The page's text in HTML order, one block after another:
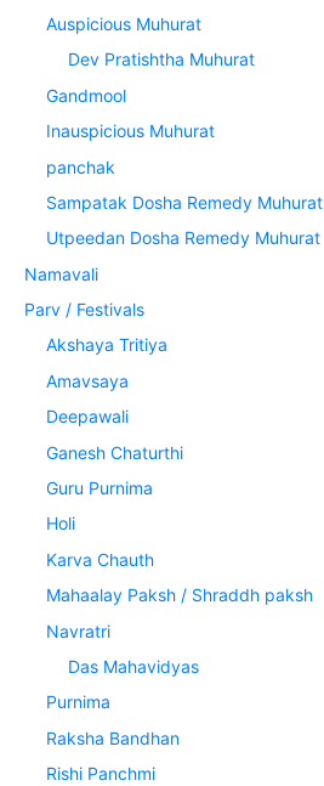
Auspicious Muhurat
Dev Pratishtha Muhurat
Gandmool
Inauspicious Muhurat
panchak
Sampatak Dosha Remedy Muhurat
Utpeedan Dosha Remedy Muhurat
Namavali
Parv / Festivals
Akshaya Tritiya
Amavsaya
Deepawali
Ganesh Chaturthi
Guru Purnima
Holi
Karva Chauth
Mahaalay Paksh / Shraddh paksh
Navratri
Das Mahavidyas
Purnima
Raksha Bandhan
Rishi Panchmi